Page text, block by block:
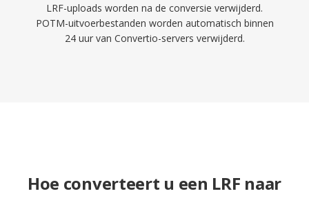
LRF-uploads worden na de conversie verwijderd.
POTM-uitvoerbestanden worden automatisch binnen
24 uur van Convertio-servers verwijderd.
Hoe converteert u een LRF naar